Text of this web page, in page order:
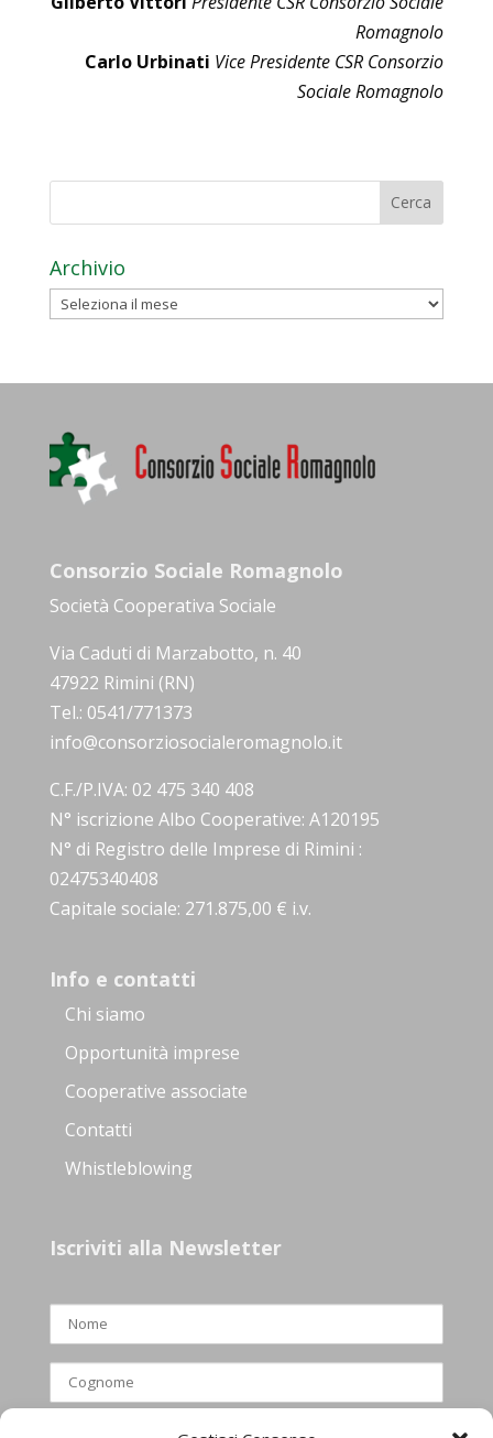
Romagnolo
Carlo Urbinati Vice Presidente CSR Consorzio
Sociale Romagnolo
Archivio
Archivio
Consorzio Sociale Romagnolo
Società Cooperativa Sociale
Via Caduti di Marzabotto, n. 40
47922 Rimini (RN)
Tel.: 0541/771373
info@consorziosocialeromagnolo.it
C.F./P.IVA: 02 475 340 408
N° iscrizione Albo Cooperative: A120195
N° di Registro delle Imprese di Rimini :
02475340408
Capitale sociale: 271.875,00 € i.v.
Info e contatti
Chi siamo
Opportunità imprese
Cooperative associate
Contatti
Whistleblowing
Iscriviti alla Newsletter